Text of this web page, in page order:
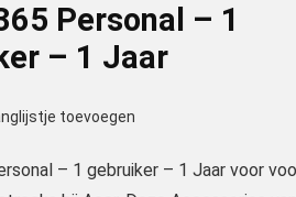
Personal – 1
– 1 Jaar
toevoegen
– 1 gebruiker – 1 Jaar voor